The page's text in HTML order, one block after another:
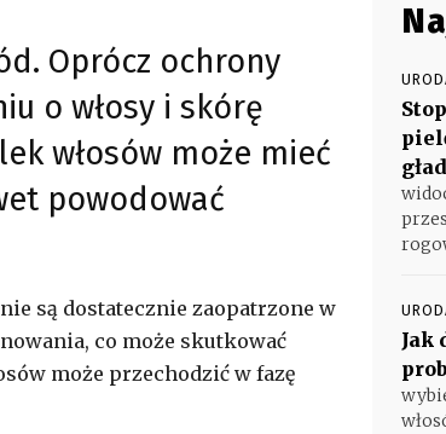
Oprócz ochrony
o włosy i skórę
włosów może mieć
powodować
są dostatecznie zaopatrzone w
co może skutkować
może przechodzić w fazę
Jak